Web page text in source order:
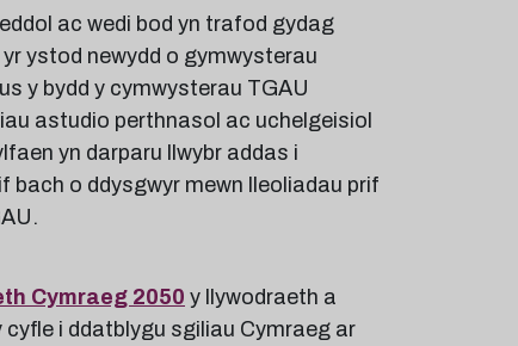
ac wedi bod yn trafod gydag
ystod newydd o gymwysterau
y bydd y cymwysterau TGAU
astudio perthnasol ac uchelgeisiol
yn darparu llwybr addas i
bach o ddysgwyr mewn lleoliadau prif
Cymraeg 2050 y llywodraeth a
i ddatblygu sgiliau Cymraeg ar